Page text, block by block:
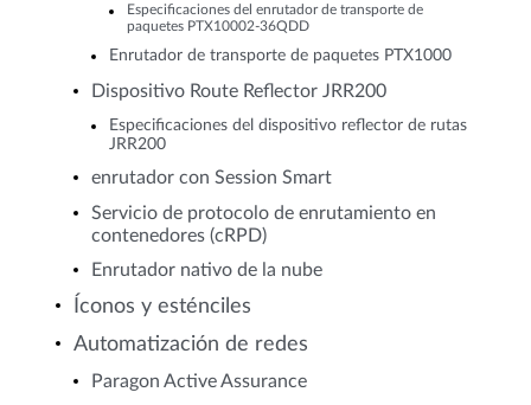
Especificaciones del enrutador de transporte de
paquetes PTX10002-36QDD
Enrutador de transporte de paquetes PTX1000
Dispositivo Route Reflector JRR200
Especificaciones del dispositivo reflector de rutas
JRR200
enrutador con Session Smart
Servicio de protocolo de enrutamiento en
contenedores (cRPD)
Enrutador nativo de la nube
Íconos y esténciles
Automatización de redes
Paragon Active Assurance